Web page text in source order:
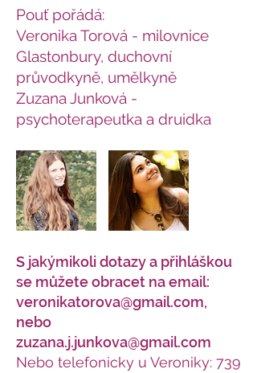
Pouť pořádá:
Veronika Torová - milovnice
Glastonbury, duchovní
průvodkyně, umělkyně
Zuzana Junková -
psychoterapeutka a druidka
S jakýmikoli dotazy a přihláškou
se můžete obracet na email:
veronikatorova@gmail.com,
nebo
zuzana.j.junkova@gmail.com
Nebo telefonicky u Veroniky: 739